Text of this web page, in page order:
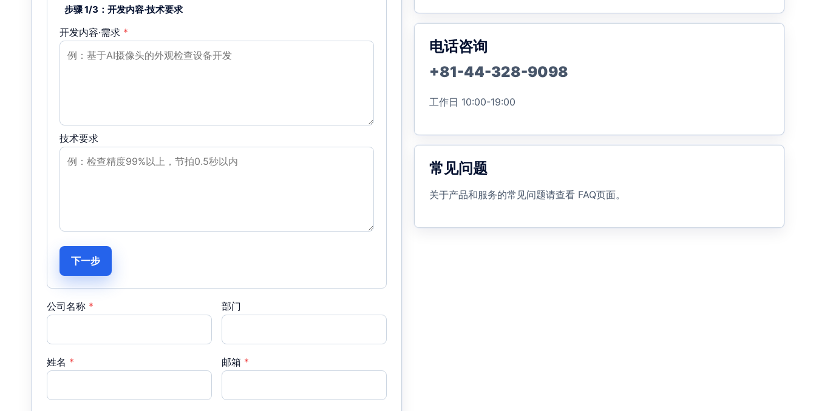
步骤 1/3：开发内容·技术要求
开发内容·需求 *
技术要求
下一步
公司名称 * 部门
姓名 * 邮箱 *
电话咨询
+81-44-328-9098
工作日 10:00-19:00
常见问题
关于产品和服务的常见问题请查看 FAQ页面。